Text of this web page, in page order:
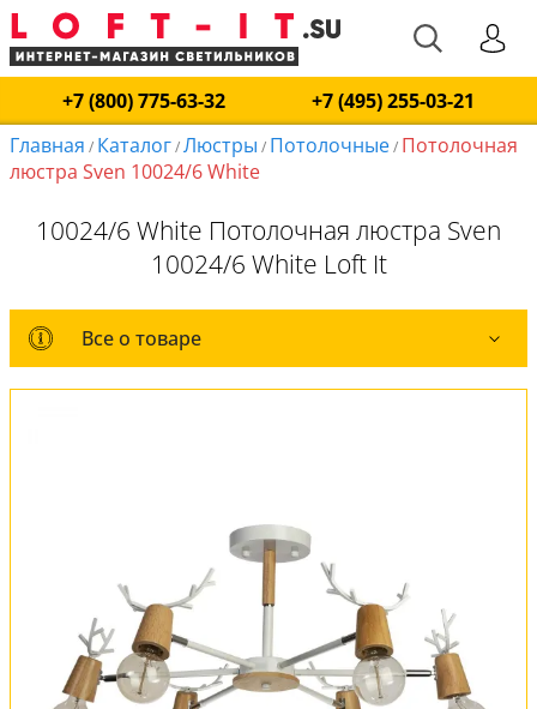
+7 (800) 775-63-32
+7 (495) 255-03-21
Главная / Каталог/Люстры / Потолочные/ Потолочная
люстра Sven 10024/6 White
10024/6 White Потолочная люстра Sven
10024/6 White Loft It
Все о товаре
Все о товаре
Оплата и доставка
Обмен и возврат
Установка